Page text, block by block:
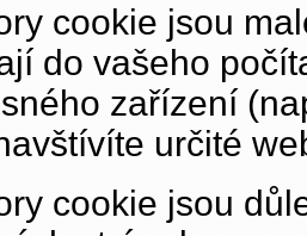
cookie jsou
do vašeho
zařízení
určité
cookie jsou